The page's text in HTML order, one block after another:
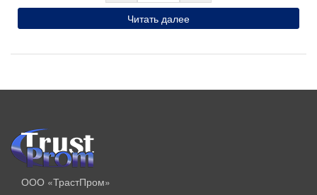
Читать далее
ООО «ТрастПром»